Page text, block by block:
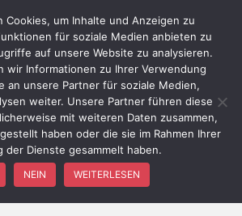
VOLLALARM-EIL
Stadt Hennef
Cookies, um Inhalte und Anzeigen zu
für soziale Medien anbieten zu
auf unsere Website zu analysieren.
wir Informationen zu Ihrer Verwendung
an unsere Partner für soziale Medien,
weiter. Unsere Partner führen diese
mit weiteren Daten zusammen,
haben oder die sie im Rahmen Ihrer
der Dienste gesammelt haben.
NEIN WEITERLESEN